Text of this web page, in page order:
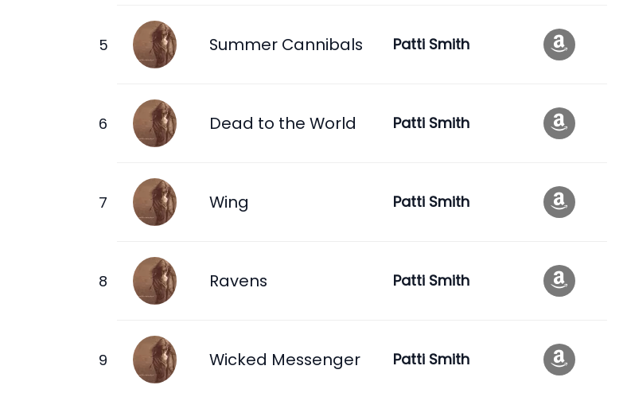
Summer Cannibals Patti Smith
Dead to the World Patti Smith
Wing Patti Smith
Ravens Patti Smith
Wicked Messenger Patti Smith